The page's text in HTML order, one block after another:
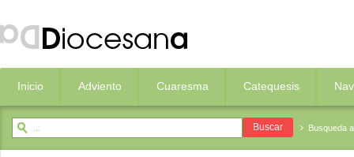
Inicio Adviento Cuaresma Catequesis
Busqueda